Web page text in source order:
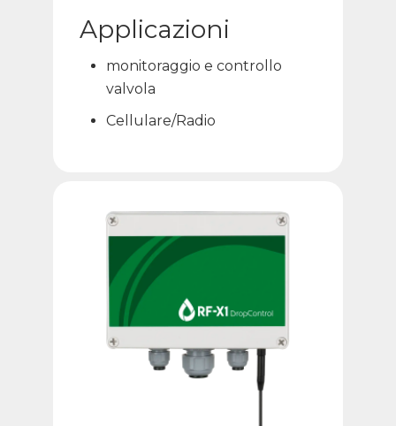
Applicazioni
monitoraggio e controllo
valvola
Cellulare/Radio